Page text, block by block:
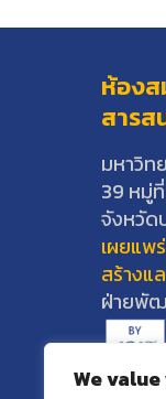
We
ห้องส
สารส
มหาวิท
39 หมู่
จังหวัด
เผยแพ
สร้างแ
ฝ่ายพัฒ